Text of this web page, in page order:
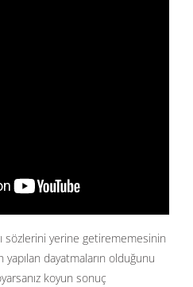
sözlerini yerine getirememesinin
dayatmaların olduğunu
koyun sonuç